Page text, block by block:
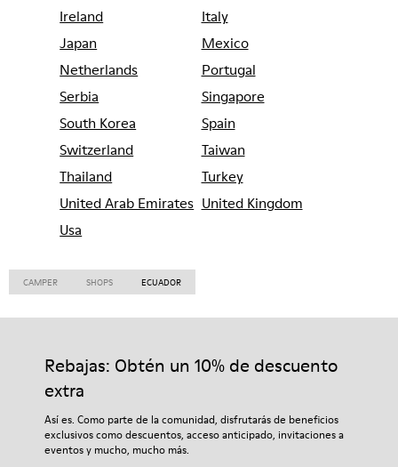
Ireland
Italy
Japan
Mexico
Netherlands
Portugal
Serbia
Singapore
South Korea
Spain
Switzerland
Taiwan
Thailand
Turkey
United Arab Emirates United Kingdom
Usa
CAMPER SHOPS ECUADOR
Rebajas: Obtén un 10% de descuento
extra
Así es. Como parte de la comunidad, disfrutarás de beneficios
exclusivos como descuentos, acceso anticipado, invitaciones a
eventos y mucho, mucho más.